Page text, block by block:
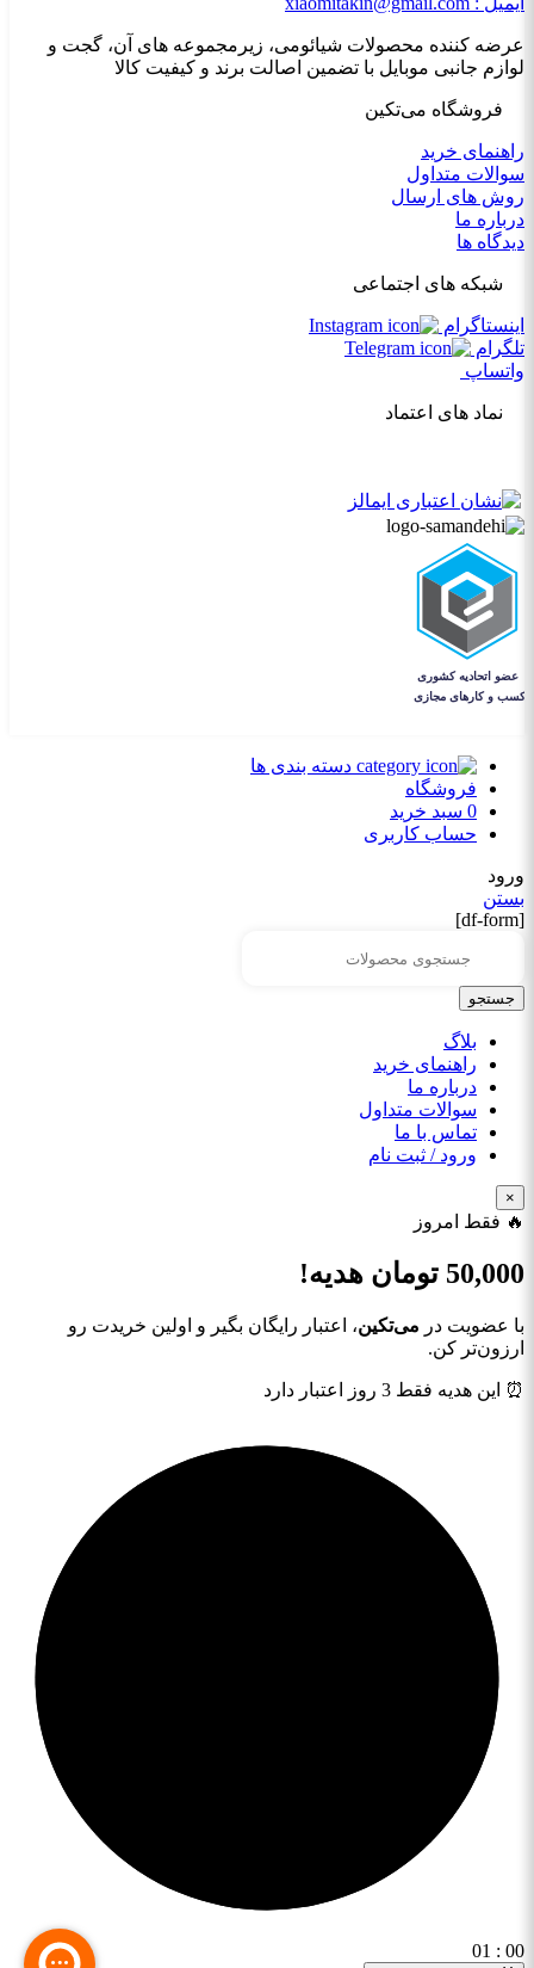
عرضه کننده محصولات شیائومی، زیرمجموعه های آن، گجت و
لوازم جانبی موبایل با تضمین اصالت برند و کیفیت کالا
فروشگاه می‌تکین
راهنمای خرید
سوالات متداول
روش های ارسال
درباره ما
دیدگاه ها
شبکه های اجتماعی
اینستاگرام
تلگرام
واتساپ
نماد های اعتماد
دسته بندی ها
فروشگاه
0 سبد خرید
حساب کاربری
ورود
بستن
[df-form]
جستجو
بلاگ
راهنمای خرید
درباره ما
سوالات متداول
تماس با ما
ورود / ثبت نام
×
🔥 فقط امروز
50,000 تومان هدیه!
با عضویت در می‌تکین، اعتبار رایگان بگیر و اولین خریدت رو
ارزون‌تر کن.
⏰ این هدیه فقط 3 روز اعتبار دارد
00
:
01